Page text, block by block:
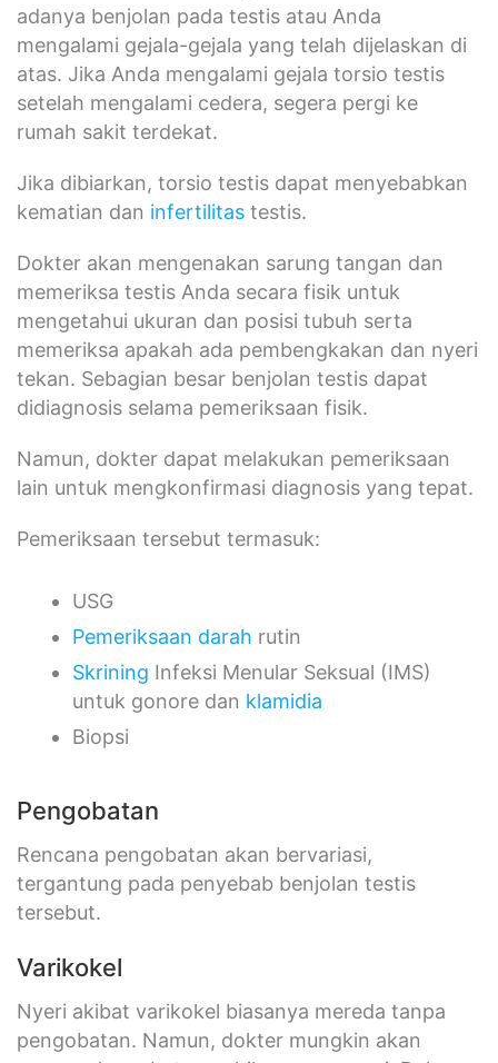
adanya benjolan pada testis atau Anda
mengalami gejala-gejala yang telah dijelaskan di
atas. Jika Anda mengalami gejala torsio testis
setelah mengalami cedera, segera pergi ke
rumah sakit terdekat.
Jika dibiarkan, torsio testis dapat menyebabkan
kematian dan infertilitas testis.
Dokter akan mengenakan sarung tangan dan
memeriksa testis Anda secara fisik untuk
mengetahui ukuran dan posisi tubuh serta
memeriksa apakah ada pembengkakan dan nyeri
tekan. Sebagian besar benjolan testis dapat
didiagnosis selama pemeriksaan fisik.
Namun, dokter dapat melakukan pemeriksaan
lain untuk mengkonfirmasi diagnosis yang tepat.
Pemeriksaan tersebut termasuk:
USG
Pemeriksaan darah rutin
Skrining Infeksi Menular Seksual (IMS)
untuk gonore dan klamidia
Biopsi
Pengobatan
Rencana pengobatan akan bervariasi,
tergantung pada penyebab benjolan testis
tersebut.
Varikokel
Nyeri akibat varikokel biasanya mereda tanpa
pengobatan. Namun, dokter mungkin akan